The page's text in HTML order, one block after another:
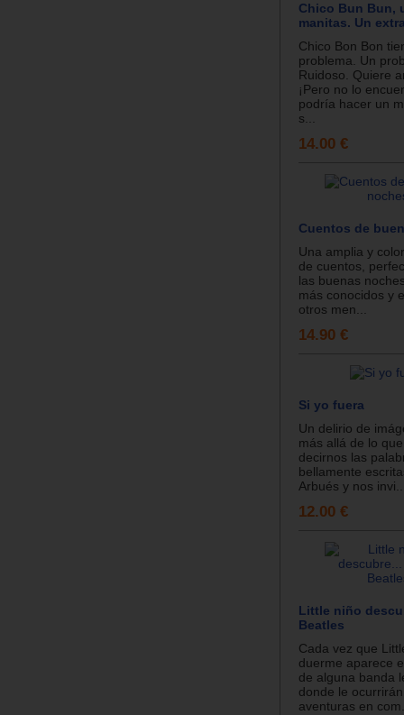
Chico Bun Bun,
manitas. Un
Chico Bon Bon
problema. Un
Ruidoso. Quiere
¡Pero no lo
podría hacer un
s...
14.00 €
Cuentos de
Una amplia y
de cuentos,
las buenas
más conocidos y
otros men...
14.90 €
Si yo fuera
Un delirio de
más allá de lo
decirnos las
bellamente
Arbués y nos
12.00 €
Little niño
Beatles
Cada vez que
duerme aparece
de alguna banda
donde le
aventuras en